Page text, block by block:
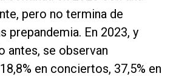
pero no termina de
prepandemia. En 2023, y
antes, se observan
en conciertos, 37,5% en